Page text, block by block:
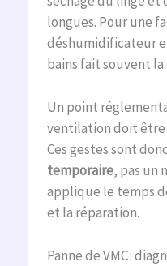
longues. Pour une
déshumidificateur
bains fait souvent
Un point
ventilation doit
Ces gestes sont
temporaire, pas un
applique le temps
et la réparation.
Panne de VMC :